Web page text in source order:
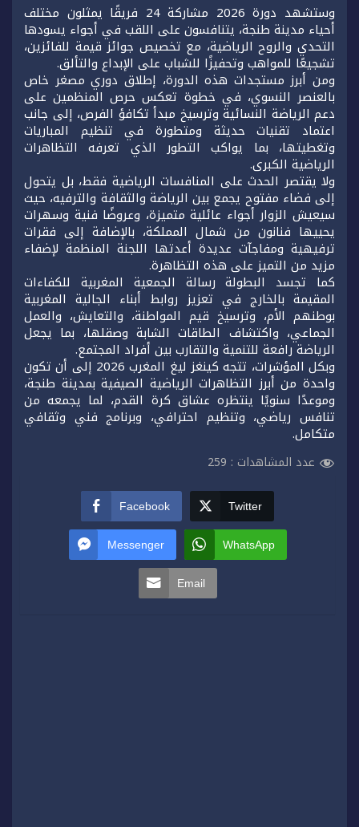
وستشهد دورة 2026 مشاركة 24 فريقًا يمثلون مختلف
أحياء مدينة طنجة، يتنافسون على اللقب في أجواء يسودها
التحدي والروح الرياضية، مع تخصيص جوائز قيمة للفائزين،
تشجيعًا للمواهب وتحفيزًا للشباب على الإبداع والتألق.
ومن أبرز مستجدات هذه الدورة، إطلاق دوري مصغر خاص
بالعنصر النسوي، في خطوة تعكس حرص المنظمين على
دعم الرياضة النسائية وترسيخ مبدأ تكافؤ الفرص، إلى جانب
اعتماد تقنيات حديثة ومتطورة في تنظيم المباريات
وتغطيتها، بما يواكب التطور الذي تعرفه التظاهرات
الرياضية الكبرى.
ولا يقتصر الحدث على المنافسات الرياضية فقط، بل يتحول
إلى فضاء مفتوح يجمع بين الرياضة والثقافة والترفيه، حيث
سيعيش الزوار أجواء عائلية متميزة، وعروضًا فنية وسهرات
يحييها فنانون من شمال المملكة، بالإضافة إلى فقرات
ترفيهية ومفاجآت عديدة أعدتها اللجنة المنظمة لإضفاء
مزيد من التميز على هذه التظاهرة.
كما تجسد البطولة رسالة الجمعية المغربية للكفاءات
المقيمة بالخارج في تعزيز روابط أبناء الجالية المغربية
بوطنهم الأم، وترسيخ قيم المواطنة، والتعايش، والعمل
الجماعي، واكتشاف الطاقات الشابة وصقلها، بما يجعل
الرياضة رافعة للتنمية والتقارب بين أفراد المجتمع.
وبكل المؤشرات، تتجه كينغز ليغ المغرب 2026 إلى أن تكون
واحدة من أبرز التظاهرات الرياضية الصيفية بمدينة طنجة،
وموعدًا سنويًا ينتظره عشاق كرة القدم، لما يجمعه من
تنافس رياضي، وتنظيم احترافي، وبرنامج فني وثقافي
متكامل.
عدد المشاهدات : 259
Facebook Twitter
Messenger WhatsApp
Email